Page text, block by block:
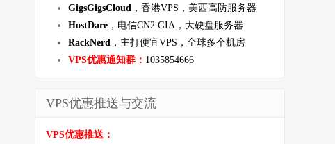
GigsGigsCloud ，香港VPS，美西高防服务器
HostDare ，电信CN2 GIA，大硬盘服务器
RackNerd ，主打便宜VPS，全球多个机房
VPS优惠通知群： 1035854666
VPS优惠推送与交流
VPS优惠推送：